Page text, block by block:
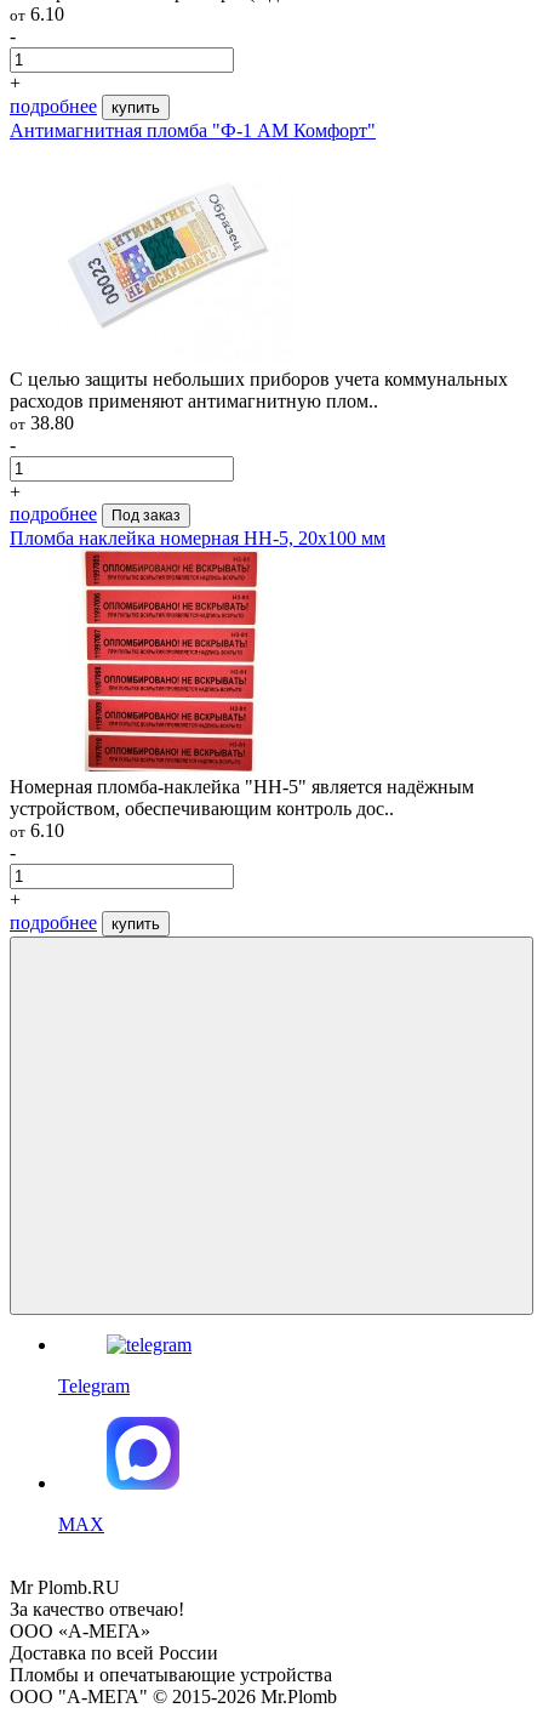
от 6.10
-
+
подробнее
купить
Антимагнитная пломба "Ф-1 АМ Комфорт"
С целью защиты небольших приборов учета коммунальных
расходов применяют антимагнитную плом..
от 38.80
-
+
подробнее
Под заказ
Пломба наклейка номерная НН-5, 20x100 мм
Номерная пломба-наклейка "НН-5" является надёжным
устройством, обеспечивающим контроль дос..
от 6.10
-
+
подробнее
купить
Telegram
MAX
MrPlomb.RU
За качество отвечаю!
ООО «А-МЕГА»
Доставка по всей России
Пломбы и опечатывающие устройства
ООО "А-МЕГА" © 2015-2026 Mr.Plomb